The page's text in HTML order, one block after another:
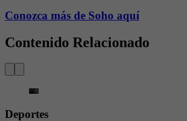
Conozca más de Soho aquí
Contenido Relacionado
Deportes